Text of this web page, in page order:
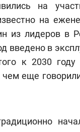
на
на
из лидеров в
введено в
к 2030 году
еще